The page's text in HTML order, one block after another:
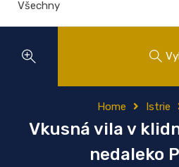
Home Istrie
Vkusná vila v
nedaleko